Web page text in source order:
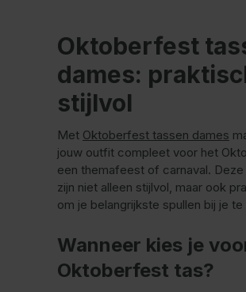
Oktoberfest
dames:
stijlvol
Met Oktoberfest tassen dames
jouw outfit compleet voor het
een themafeest of carnaval. Deze
zijn niet alleen stijlvol, maar ook
om je belangrijkste spullen bij je te
Wanneer kies je
Oktoberfest tas?